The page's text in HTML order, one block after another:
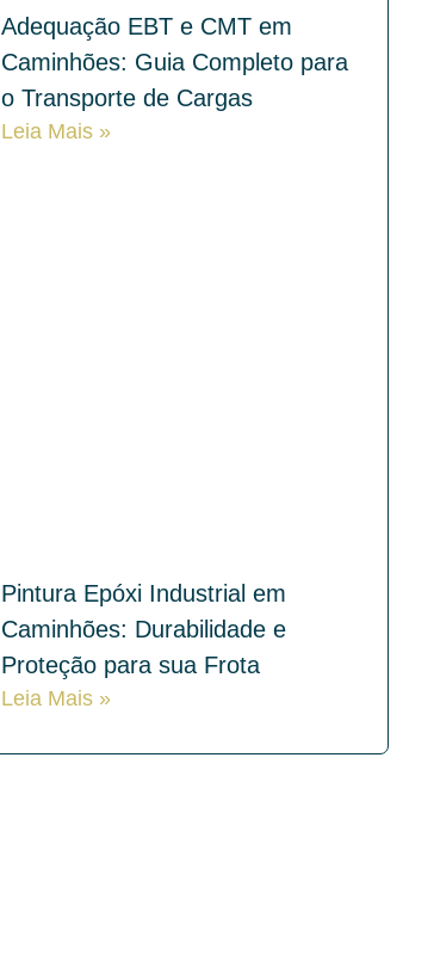
Adequação EBT e CMT em
Caminhões: Guia Completo para
o Transporte de Cargas
Leia Mais »
Pintura Epóxi Industrial em
Caminhões: Durabilidade e
Proteção para sua Frota
Leia Mais »